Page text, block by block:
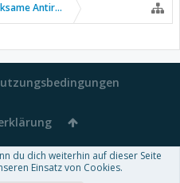
Antirheumatika
-Deutsch von xenDach
du dich weiterhin auf dieser Seite
Einsatz von Cookies.